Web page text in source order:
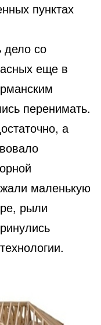
пунктах
дело со
еще в
перенимать.
а
маленькую
рыли